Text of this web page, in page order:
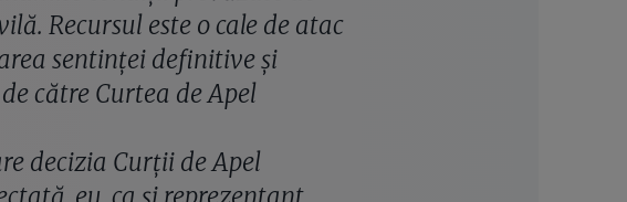
Recursul este o cale de atac
sentinţei definitive şi
către Curtea de Apel
decizia Curţii de Apel